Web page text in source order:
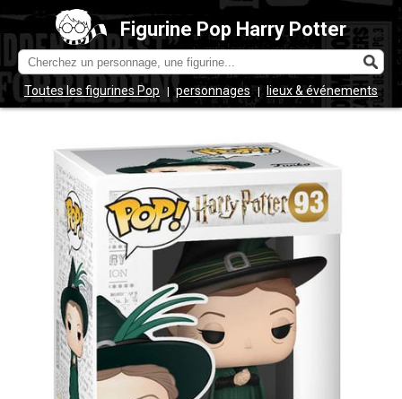
Figurine Pop Harry Potter
Toutes les figurines Pop personnages lieux & événements